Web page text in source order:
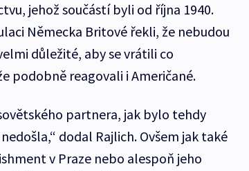
jehož součástí byli od října 1940.
Německa Britové řekli, že nebudou
důležité, aby se vrátili co
podobně reagovali i Američané.
partnera, jak bylo tehdy
dodal Rajlich. Ovšem jak také
v Praze nebo alespoň jeho